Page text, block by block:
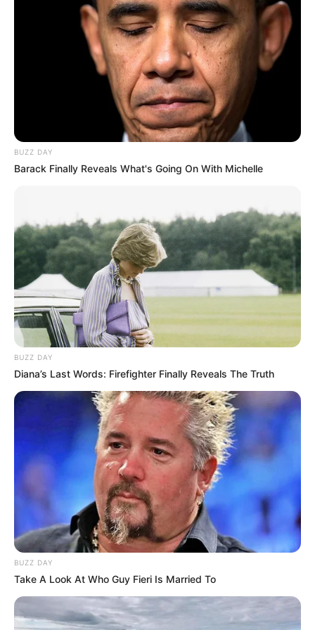
CÁMARA DE COMERCIO DE
IBAGUÉ
La Milla de Oro será
epicentro de la mayor
feria gastronómica de
Ibagué este fin de mes
Ibagué se prepara para
una nueva edición de
Tierra de Sabores y
Tradición
CÁMARA DE COMERCIO DE
IBAGUÉ
Tolima despliega su alma
de "Orígenes de mi Tolima"
CÁMARA DE COMERCIO DE
IBAGUÉ
Bancóldex llega a Ibagué
con oportunidades de
microcrédito para
impulsar el crecimiento
empresarial
Cafénix impulsa el sueño
de APASALTO, una
asociación cafetera del
BUZZ DAY
Barack Finally Reveals What's Going On With Michelle
BUZZ DAY
Diana’s Last Words: Firefighter Finally Reveals The Truth
BUZZ DAY
Take A Look At Who Guy Fieri Is Married To